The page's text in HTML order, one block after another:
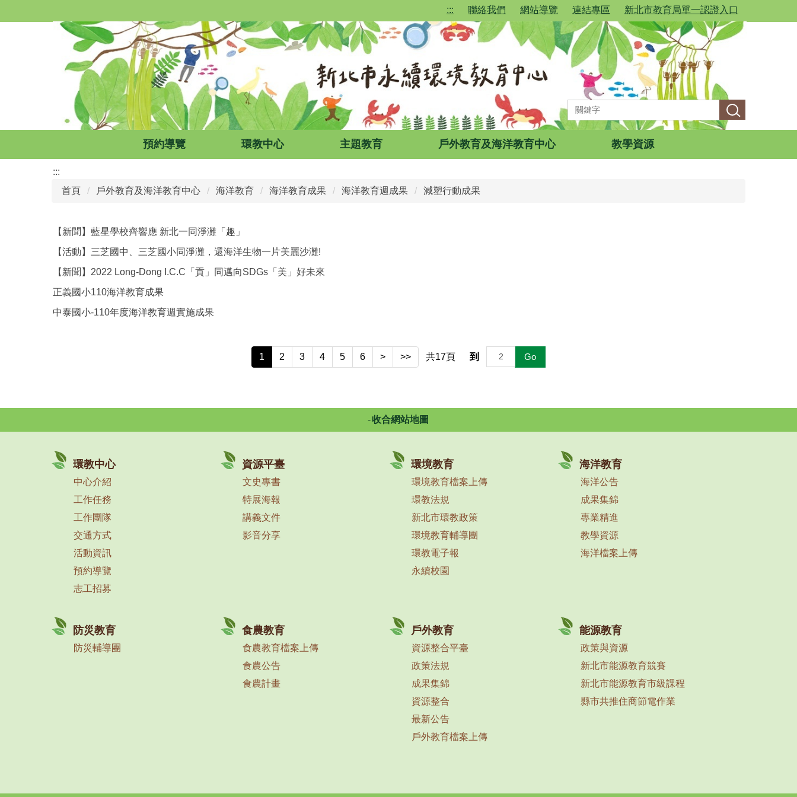
到
::: 聯絡我們 網站導覽 連結專區 新北市教育局單一認證入口
預約導覽 環教中心 主題教育 戶外教育及海洋教育中心 教學資源
:::
首頁
戶外教育及海洋教育中心 海洋教育 海洋教育成果 海洋教育週成果 減塑行動成果
【新聞】藍星學校齊響應 新北一同淨灘「趣」
【活動】三芝國中、三芝國小同淨灘，還海洋生物一片美麗沙灘!
【新聞】2022 Long-Dong I.C.C「貢」同邁向SDGs「美」好未來
正義國小110海洋教育成果
中泰國小-110年度海洋教育週實施成果
1 2 3 4 5 6 > >> 共17頁 到 Go
收合網站地圖
環教中心
中心介紹
工作任務
工作團隊
交通方式
活動資訊
預約導覽
志工招募
資源平臺
文史專書
特展海報
講義文件
影音分享
環境教育
環境教育檔案上傳
環教法規
新北市環教政策
環境教育輔導團
環教電子報
永續校園
海洋教育
海洋公告
成果集錦
專業精進
教學資源
海洋檔案上傳
防災教育
防災輔導團
食農教育
食農教育檔案上傳
食農公告
食農計畫
戶外教育
資源整合平臺
政策法規
成果集錦
資源整合
最新公告
戶外教育檔案上傳
能源教育
政策與資源
新北市能源教育競賽
新北市能源教育市級課程
縣市共推住商節電作業